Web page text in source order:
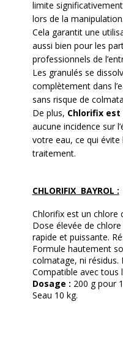
limite
lors de la manipulation.
Cela garantit une
aussi bien pour les
professionnels de
Les granulés se
complètement dans
sans risque de
De plus, Chlorifix
aucune incidence sur
votre eau, ce qui
traitement.
CHLORIFIX BAYROL :
Chlorifix est un chlore
Dose élevée de
rapide et puissante.
Formule hautement
colmatage, ni résidus.
Compatible avec tous
Dosage : 200 g pour
Seau 10 kg.